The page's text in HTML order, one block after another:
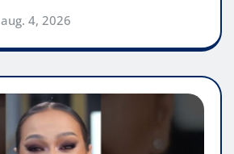
aug. 4, 2026